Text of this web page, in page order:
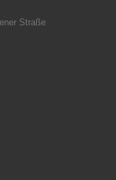
Straße